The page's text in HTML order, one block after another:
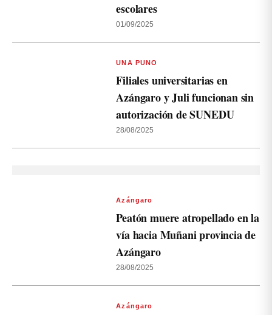
escolares
01/09/2025
UNA PUNO
Filiales universitarias en
Azángaro y Juli funcionan sin
autorización de SUNEDU
28/08/2025
Azángaro
Peatón muere atropellado en la
vía hacia Muñani provincia de
Azángaro
28/08/2025
Azángaro